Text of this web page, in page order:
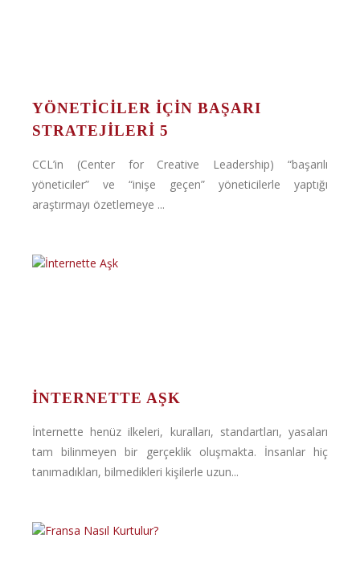
YÖNETICILER İÇIN BAŞARI
STRATEJILERI 5
CCL’in (Center for Creative Leadership) “başarılı
yöneticiler” ve “inişe geçen” yöneticilerle yaptığı
araştırmayı özetlemeye ...
İNTERNETTE AŞK
İnternette henüz ilkeleri, kuralları, standartları, yasaları
tam bilinmeyen bir gerçeklik oluşmakta. İnsanlar hiç
tanımadıkları, bilmedikleri kişilerle uzun...